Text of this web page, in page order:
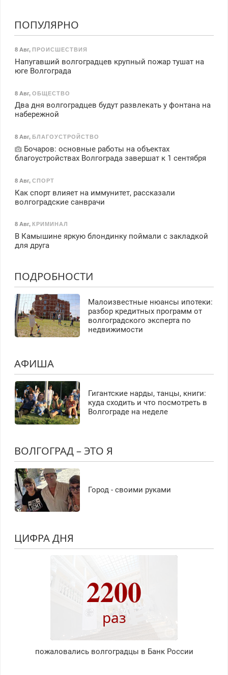
ПОПУЛЯРНО
8 Авг, ПРОИСШЕСТВИЯ
Напугавший волгоградцев крупный пожар тушат на
юге Волгограда
8 Авг, ОБЩЕСТВО
Два дня волгоградцев будут развлекать у фонтана на
набережной
8 Авг, БЛАГОУСТРОЙСТВО
Бочаров: основные работы на объектах
благоустройствах Волгограда завершат к 1 сентября
8 Авг, СПОРТ
Как спорт влияет на иммунитет, рассказали
волгоградские санврачи
8 Авг, КРИМИНАЛ
В Камышине яркую блондинку поймали с закладкой
для друга
ПОДРОБНОСТИ
Малоизвестные нюансы ипотеки:
разбор кредитных программ от
волгоградского эксперта по
недвижимости
АФИША
Гигантские нарды, танцы, книги:
куда сходить и что посмотреть в
Волгограде на неделе
ВОЛГОГРАД – ЭТО Я
Город - своими руками
ЦИФРА ДНЯ
2200
раз
пожаловались волгоградцы в Банк России